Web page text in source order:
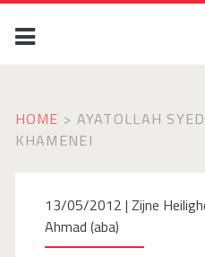
HOME > AYATOLLAH
KHAMENEI
13/05/2012 | Zijne
Ahmad (aba)